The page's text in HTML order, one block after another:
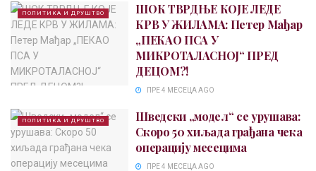
ПОЛИТИКА И ДРУШТВО
ШОК ТВРДЊЕ КОЈЕ ЛЕДЕ
КРВ У ЖИЛАМА: Петер Мађар
„ПЕКАО ПСА У
МИКРОТАЛАСНОЈ“ ПРЕД
ДЕЦОМ?!
ПРЕ 4 МЕСЕЦА AGO
ПОЛИТИКА И ДРУШТВО
Шведски „модел“ се урушава:
Скоро 50 хиљада грађана чека
операцију месецима
ПРЕ 4 МЕСЕЦА AGO